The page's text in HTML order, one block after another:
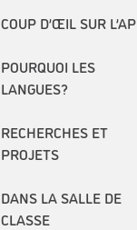
COUP D’ŒIL SUR L’AP
POURQUOI LES
LANGUES?
RECHERCHES ET
PROJETS
DANS LA SALLE DE
CLASSE